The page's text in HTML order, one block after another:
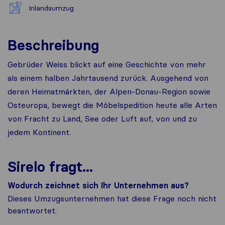
Inlandsumzug
Beschreibung
Gebrüder Weiss blickt auf eine Geschichte von mehr
als einem halben Jahrtausend zurück. Ausgehend von
deren Heimatmärkten, der Alpen-Donau-Region sowie
Osteuropa, bewegt die Möbelspedition heute alle Arten
von Fracht zu Land, See oder Luft auf, von und zu
jedem Kontinent.
Sirelo fragt...
Wodurch zeichnet sich Ihr Unternehmen aus?
Dieses Umzugsunternehmen hat diese Frage noch nicht
beantwortet.